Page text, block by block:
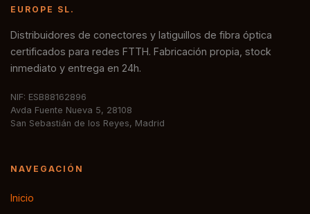
EUROPE SL.
Distribuidores de conectores y latiguillos de fibra óptica
certificados para redes FTTH. Fabricación propia, stock
inmediato y entrega en 24h.
NIF: ESB88162896
Avda Fuente Nueva 5, 28108
San Sebastián de los Reyes, Madrid
NAVEGACIÓN
Inicio